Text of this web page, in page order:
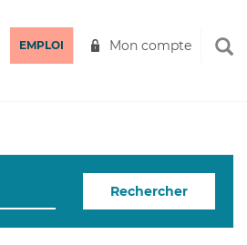
EMPLOI Mon compte
Rechercher